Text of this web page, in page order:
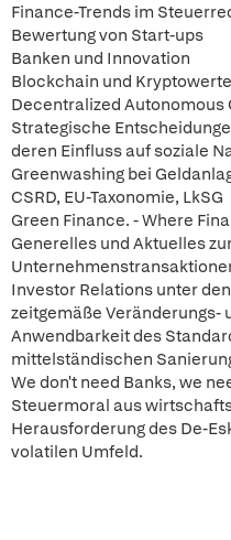
Finance-Trends im
Bewertung von Start-ups
Banken und Innovation
Blockchain und Kryptowerte
Decentralized Autonomous
Strategische
deren Einfluss auf soziale
Greenwashing bei
CSRD, EU-Taxonomie, LkSG
Green Finance. - Where
Generelles und Aktuelles
Investor Relations unter
zeitgemäße
Anwendbarkeit des
mittelständischen
We don't need Banks, we
Steuermoral aus
Herausforderung des De-
volatilen Umfeld.